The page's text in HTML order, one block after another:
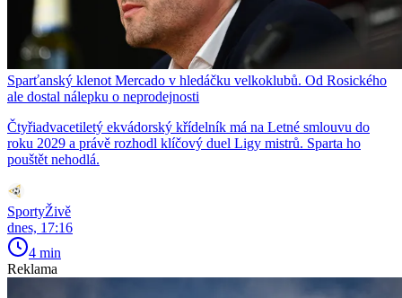
Sparťanský klenot Mercado v hledáčku velkoklubů. Od Rosického
ale dostal nálepku o neprodejnosti
Čtyřiadvacetiletý ekvádorský křídelník má na Letné smlouvu do
roku 2029 a právě rozhodl klíčový duel Ligy mistrů. Sparta ho
pouštět nehodlá.
SportyŽivě
dnes, 17:16
4 min
Reklama